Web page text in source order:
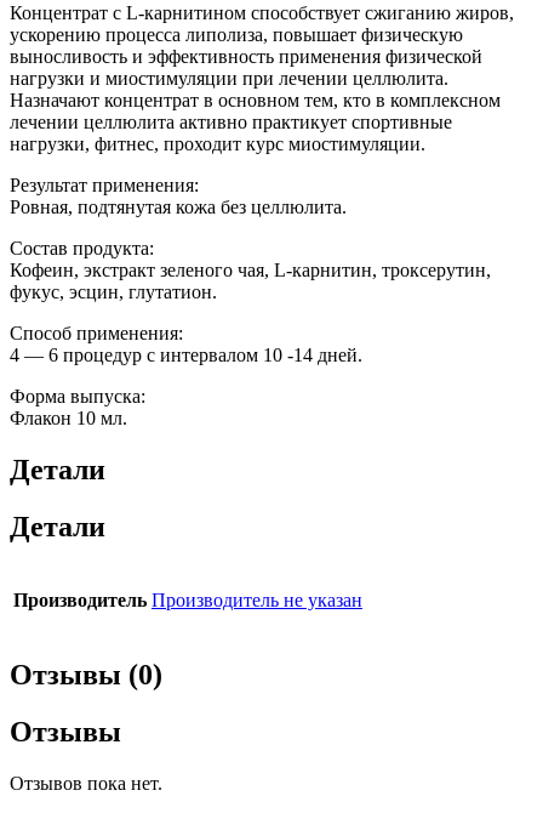
Концентрат с L-карнитином способствует сжиганию жиров,
ускорению процесса липолиза, повышает физическую
выносливость и эффективность применения физической
нагрузки и миостимуляции при лечении целлюлита.
Назначают концентрат в основном тем, кто в комплексном
лечении целлюлита активно практикует спортивные
нагрузки, фитнес, проходит курс миостимуляции.
Результат применения:
Ровная, подтянутая кожа без целлюлита.
Состав продукта:
Кофеин, экстракт зеленого чая, L-карнитин, троксерутин,
фукус, эсцин, глутатион.
Способ применения:
4 — 6 процедур с интервалом 10 -14 дней.
Форма выпуска:
Флакон 10 мл.
Детали
Детали
Производитель Производитель не указан
Отзывы (0)
Отзывы
Отзывов пока нет.